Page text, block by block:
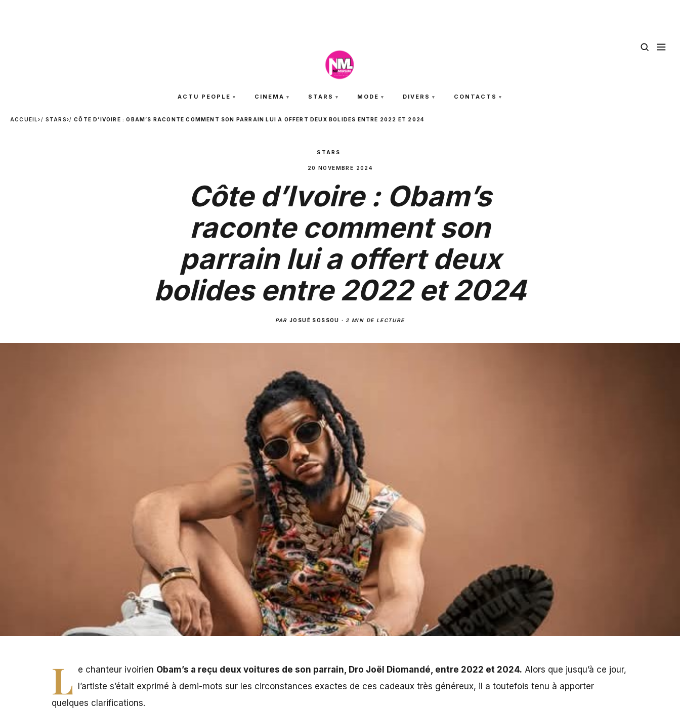
ACTU PEOPLE CINEMA STARS MODE DIVERS CONTACTS
ACCUEIL› STARS› CÔTE D’IVOIRE : OBAM’S RACONTE COMMENT SON PARRAIN LUI A OFFERT DEUX BOLIDES ENTRE 2022 ET 2024
STARS
20 NOVEMBRE 2024
Côte d’Ivoire : Obam’s
raconte comment son
parrain lui a offert deux
bolides entre 2022 et 2024
PARJOSUÉ SOSSOU · 2 MIN DE LECTURE
L e chanteur ivoirien Obam’s a reçu deux voitures de son parrain, Dro Joël Diomandé, entre 2022 et 2024. Alors que jusqu’à ce jour,
l’artiste s’était exprimé à demi-mots sur les circonstances exactes de ces cadeaux très généreux, il a toutefois tenu à apporter
quelques clarifications.